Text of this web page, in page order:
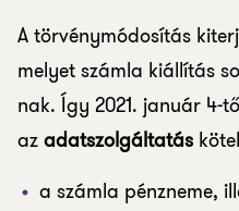
A törvénymódosítás
melyet számla kiállítás
nak. Így 2021. január 4-
azadatszolgáltatás
a számla pénzneme,